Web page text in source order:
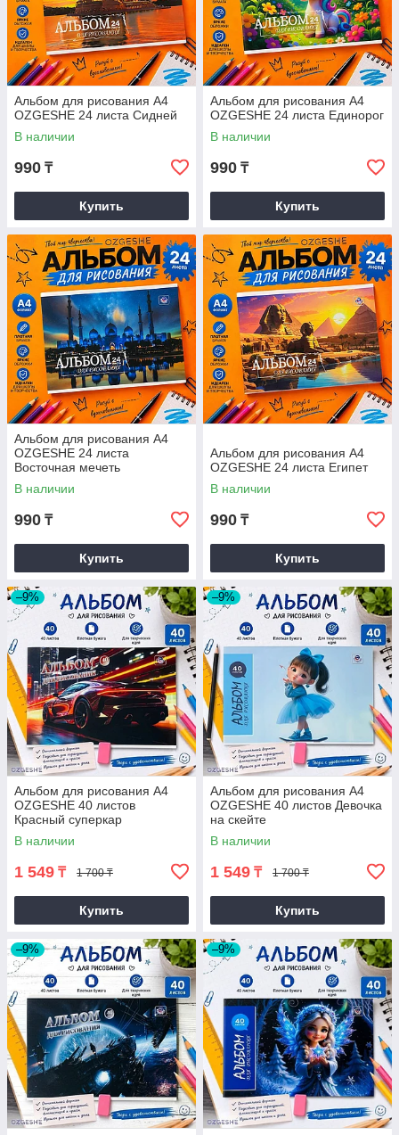
Альбом для рисования А4
OZGESHE 24 листа Сидней
В наличии
990 ₸
Купить
Альбом для рисования А4
OZGESHE 24 листа Единорог
В наличии
990 ₸
Купить
Альбом для рисования А4
OZGESHE 24 листа
Восточная мечеть
В наличии
990 ₸
Купить
Альбом для рисования А4
OZGESHE 24 листа Египет
В наличии
990 ₸
Купить
–9%
Альбом для рисования А4
OZGESHE 40 листов
Красный суперкар
В наличии
1 549 ₸ 1 700 ₸
Купить
–9%
Альбом для рисования А4
OZGESHE 40 листов Девочка
на скейте
В наличии
1 549 ₸ 1 700 ₸
Купить
–9% –9%